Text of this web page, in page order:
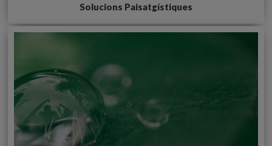
Solucions Paisatgístiques